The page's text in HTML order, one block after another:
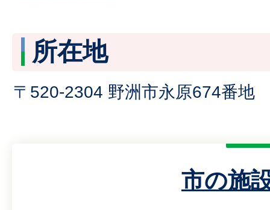
所在地
〒520-2304 野洲市永原674番地
市の施